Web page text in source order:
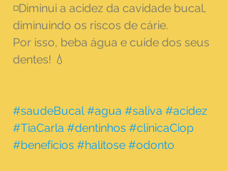
◽Diminui a acidez da cavidade bucal,
diminuindo os riscos de cárie.
Por isso, beba água e cuide dos seus
dentes! 💧
#saudeBucal #agua #saliva #acidez
#TiaCarla #dentinhos #clínicaCiop
#benefícios #halitose #odonto